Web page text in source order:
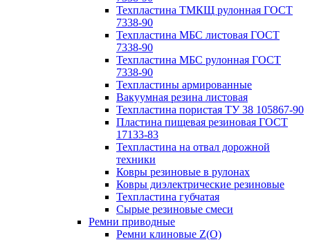
Техпластина ТМКЩ рулонная ГОСТ
7338-90
Техпластина МБС листовая ГОСТ
7338-90
Техпластина МБС рулонная ГОСТ
7338-90
Техпластины армированные
Вакуумная резина листовая
Техпластина пористая ТУ 38 105867-90
Пластина пищевая резиновая ГОСТ
17133-83
Техпластина на отвал дорожной
техники
Ковры резиновые в рулонах
Ковры диэлектрические резиновые
Техпластина губчатая
Сырые резиновые смеси
Ремни приводные
Ремни клиновые Z(О)